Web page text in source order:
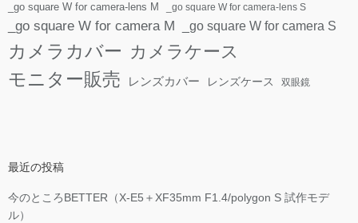
_go square W for camera-lens M _go square W for camera-lens S
_go square W for camera M _go square W for camera S
カメラカバー カメラケース
モニター販売
レンズカバー レンズケース 双眼鏡
最近の投稿
今のところBETTER（X-E5＋XF35mm F1.4/polygon S 試作モデ
ル）